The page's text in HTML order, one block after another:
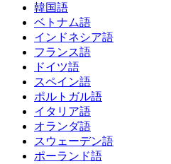
韓国語
ベトナム語
インドネシア語
フランス語
ドイツ語
スペイン語
ポルトガル語
イタリア語
オランダ語
スウェーデン語
ポーランド語